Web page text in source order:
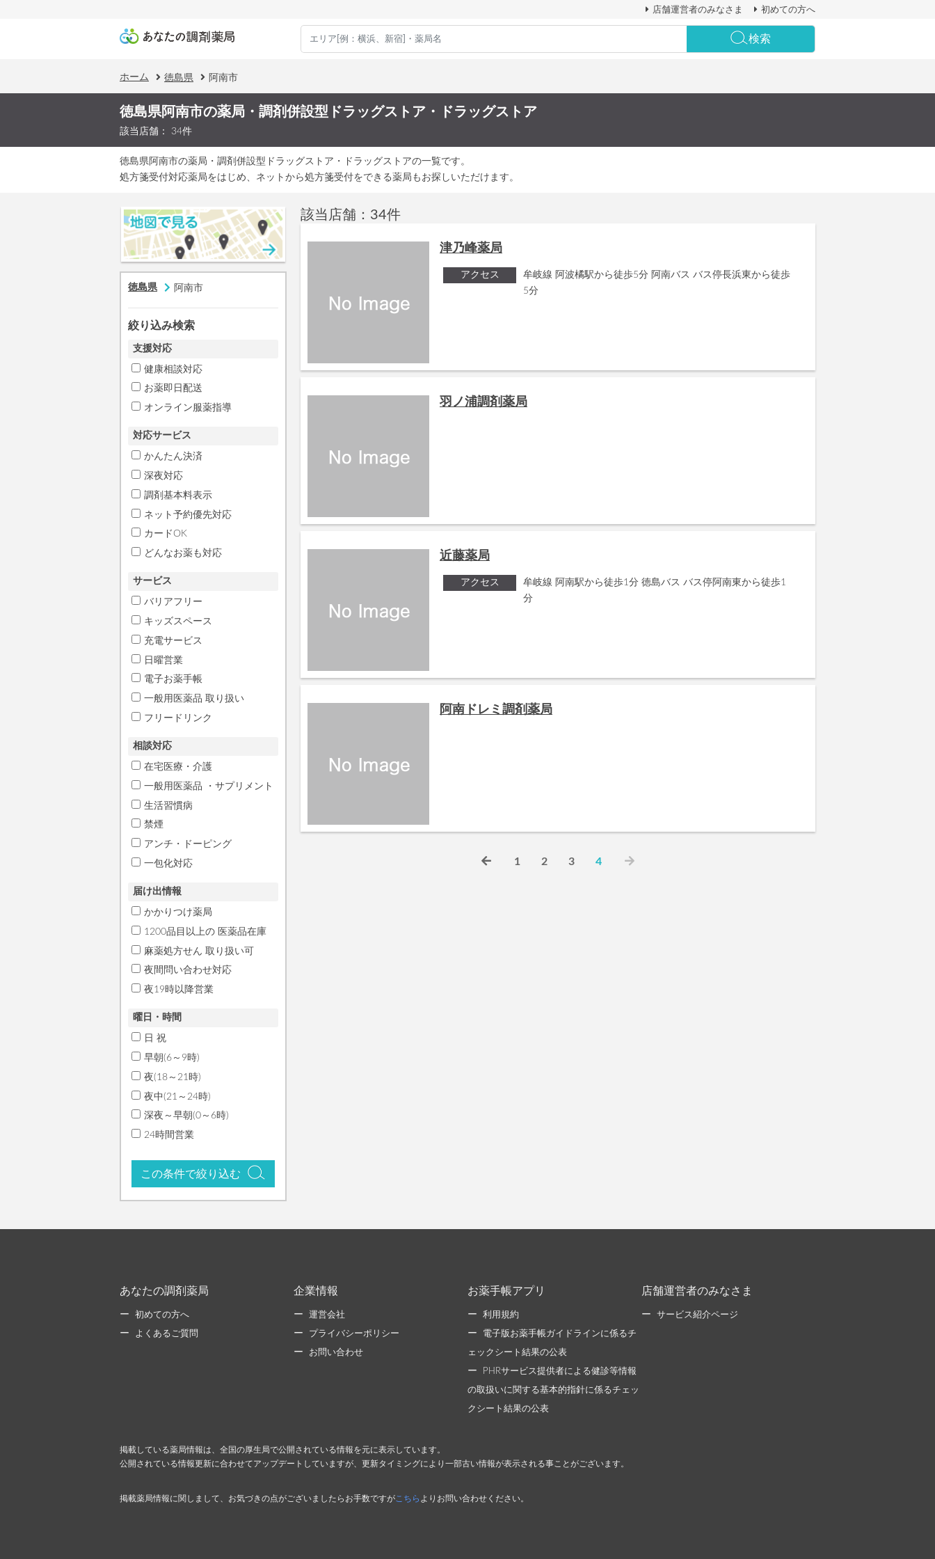
店舗運営者のみなさま 初めての方へ
検索
ホーム 徳島県 阿南市
徳島県阿南市の薬局・調剤併設型ドラッグストア・ドラッグストア
該当店舗： 34件
徳島県阿南市の薬局・調剤併設型ドラッグストア・ドラッグストアの一覧です。
処方箋受付対応薬局をはじめ、ネットから処方箋受付をできる薬局もお探しいただけます。
徳島県 阿南市
絞り込み検索
支援対応
健康相談対応
お薬即日配送
オンライン服薬指導
対応サービス
かんたん決済
深夜対応
調剤基本料表示
ネット予約優先対応
カードOK
どんなお薬も対応
サービス
バリアフリー
キッズスペース
充電サービス
日曜営業
電子お薬手帳
一般用医薬品 取り扱い
フリードリンク
相談対応
在宅医療・介護
一般用医薬品 ・サプリメント
生活習慣病
禁煙
アンチ・ドーピング
一包化対応
届け出情報
かかりつけ薬局
1200品目以上の 医薬品在庫
麻薬処方せん 取り扱い可
夜間問い合わせ対応
夜19時以降営業
曜日・時間
日 祝
早朝(6～9時)
夜(18～21時)
夜中(21～24時)
深夜～早朝(0～6時)
24時間営業
この条件で絞り込む
該当店舗：34件
津乃峰薬局
アクセス
牟岐線 阿波橘駅から徒歩5分 阿南バス バス停長浜東から徒歩
5分
羽ノ浦調剤薬局
近藤薬局
アクセス
牟岐線 阿南駅から徒歩1分 徳島バス バス停阿南東から徒歩1
分
阿南ドレミ調剤薬局
1 2 3 4
あなたの調剤薬局
初めての方へ
よくあるご質問
企業情報
運営会社
プライバシーポリシー
お問い合わせ
お薬手帳アプリ
利用規約
電子版お薬手帳ガイドラインに係るチ
ェックシート結果の公表
PHRサービス提供者による健診等情報
の取扱いに関する基本的指針に係るチェッ
クシート結果の公表
店舗運営者のみなさま
サービス紹介ページ
掲載している薬局情報は、全国の厚生局で公開されている情報を元に表示しています。
公開されている情報更新に合わせてアップデートしていますが、更新タイミングにより一部古い情報が表示される事ことがございます。
掲載薬局情報に関しまして、お気づきの点がございましたらお手数ですがこちら よりお問い合わせください。